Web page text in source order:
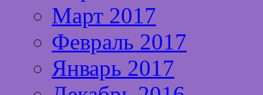
Март 2017
Февраль 2017
Январь 2017